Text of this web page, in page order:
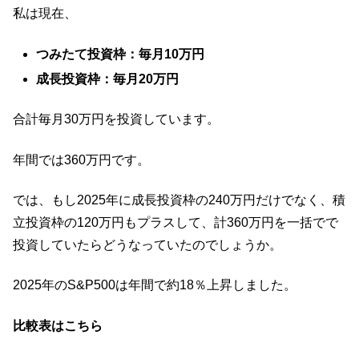
私は現在、
つみたて投資枠：毎月10万円
成長投資枠：毎月20万円
合計毎月30万円を投資しています。
年間では360万円です。
では、もし2025年に成長投資枠の240万円だけでなく、積
立投資枠の120万円もプラスして、計360万円を一括でで
投資していたらどうなっていたのでしょうか。
2025年のS&P500は年間で約18％上昇しました。
比較表はこちら